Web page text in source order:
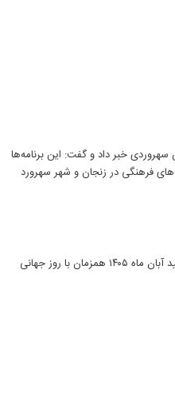
خبر داد و گفت: این برنامه‌ها
فرهنگی در زنجان و شهر سهرورد
همایش ملی «فلسفه کلام اجتماعی» با محوریت بررسی و تبیین اندیشه‌های کلامی رهبر شهید آبان ماه ۱۴۰۵ همزمان با روز جهانی